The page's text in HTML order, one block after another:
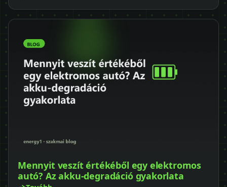
Mennyit veszít értékéből egy elektromos
autó? Az akku-degradáció gyakorlata